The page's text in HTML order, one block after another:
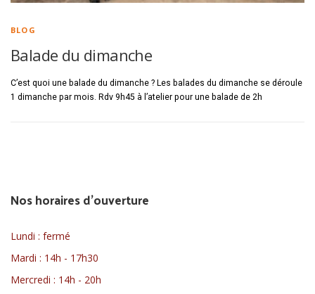
BLOG
Balade du dimanche
C’est quoi une balade du dimanche ? Les balades du dimanche se déroule
1 dimanche par mois. Rdv 9h45 à l’atelier pour une balade de 2h
Nos horaires d'ouverture
Lundi : fermé
Mardi : 14h - 17h30
Mercredi : 14h - 20h